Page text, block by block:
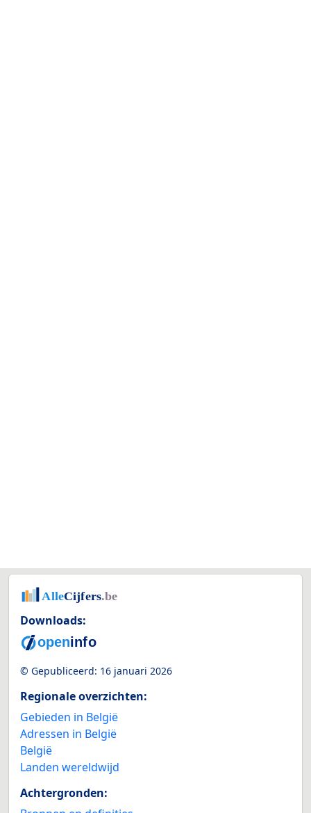
Downloads:
© Gepubliceerd: 16 januari 2026
Regionale overzichten:
Gebieden in België
Adressen in België
België
Landen wereldwijd
Achtergronden: